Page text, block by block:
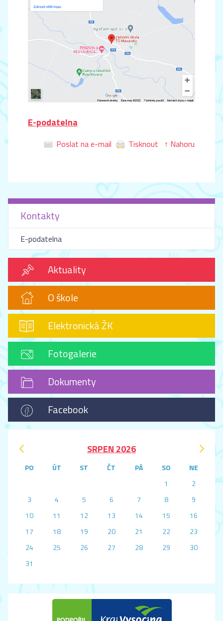
E-podatelna
Poslat na e-mail Tisknout ↑ Nahoru
Kontakty
E-podatelna
Aktuality
O škole
Elektronická ŽK
Fotogalerie
Dokumenty
Facebook
SRPEN 2026
PO ÚT ST ČT PÁ SO
NE
1
2
3
4 5 6 7 8
9
10
11 12 13 14 15
16
17
18 19 20 21 22
23
24
25 26 27 28 29
30
31